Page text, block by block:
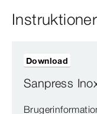
Instruktioner
Sanpress
Download